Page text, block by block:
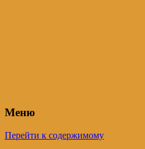
Меню
Перейти к содержимому